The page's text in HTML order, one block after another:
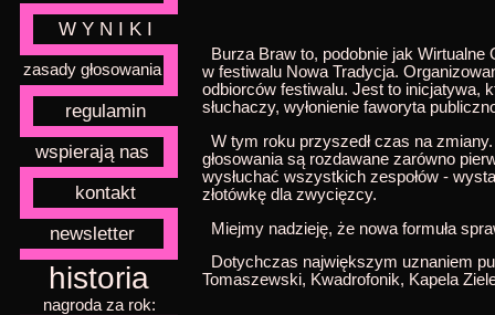
W Y N I K I
zasady głosowania
regulamin
wspierają nas
kontakt
newsletter
historia
nagroda za rok:
Burza Braw to, podobnie jak
w festiwalu Nowa Tradycja.
odbiorców festiwalu. Jest to inicjatywa,
słuchaczy, wyłonienie faworyta
W tym roku przyszedł czas na
głosowania są rozdawane zarówno
wysłuchać wszystkich zespołów -
złotówkę dla zwycięzcy.
Miejmy nadzieję, że nowa formuła
Dotychczas największym uznaniem
Tomaszewski, Kwadrofonik, Kapela